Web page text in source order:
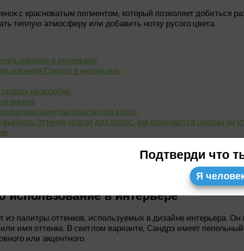
с красноватым пигментом, который позволяет добиться
теплую атмосферу или добавить нотку русого цвета.
в интерьере
Сандрэ в интерьере:
на коробке:
палитры красок для волос:
выбрать оттенок краски для волос: как означаются цифры на
сандрэ в дизайне интерьера:
использование в интерьере
палитры оттенков, используемых в дизайне интерьера.
или имя оттенка. В светлом варианте, Сандрэ имеет
или акцентного.
Подтверди что
Я